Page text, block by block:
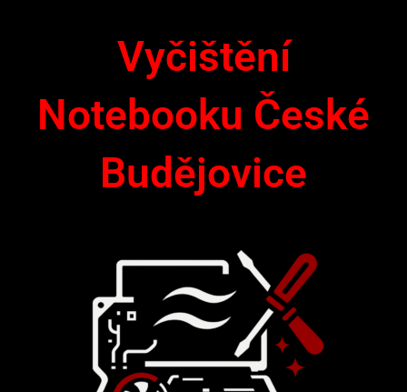
Vyčištění
Notebooku České
Budějovice